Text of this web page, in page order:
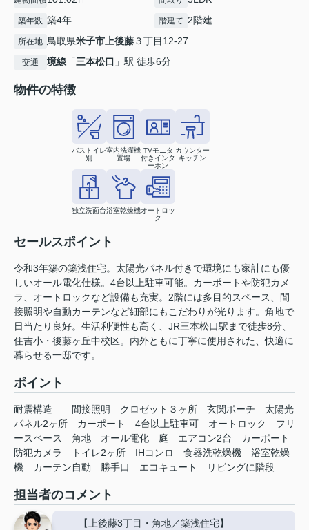
築年数 築4年 階建て 2階建
所在地 鳥取県米子市 上後藤３丁目12-27
交通 境線 「三本松口 」駅 徒歩6分
物件の特徴
バストイレ
別
室内洗濯機
置場
TVモニタ
付きインタ
ーホン
カウンター
キッチン
独立洗面台浴室乾燥機オートロッ
ク
セールスポイント
令和3年築の築浅住宅。太陽光パネル付きで環境にも家計にも優
しいオール電化仕様。4台以上駐車可能。カーポートや防犯カメ
ラ、オートロックなど設備も充実。2階には多目的スペース、間
接照明や自動カーテンなど細部にもこだわりが光ります。角地で
日当たり良好。生活利便性も高く、JR三本松口駅まで徒歩8分、
住吉小・後藤ヶ丘中校区。内外ともに丁寧に使用された、快適に
暮らせる一邸です。
ポイント
耐震構造 間接照明 クロゼット３ヶ所 玄関ポーチ
太陽光
パネル2ヶ所
カーポート 4台以上駐車可 オートロック
フリ
ースペース
角地 オール電化 庭 エアコン2台
カーポート
防犯カメラ
トイレ2ヶ所 IHコンロ 食器洗乾燥機
浴室乾燥
機
カーテン自動 勝手口 エコキュート リビングに階段
担当者のコメント
【上後藤3丁目・角地／築浅住宅】